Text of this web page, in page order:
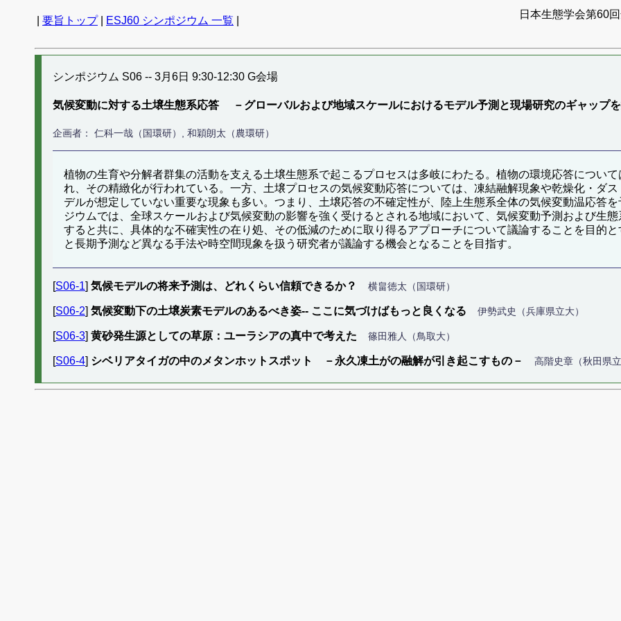
要旨トップ| ESJ60 シンポジウム 一覧
日本生態学会第60
シンポジウム S06 -- 3月6日 9:30-12:30 G会場
気候変動に対する土壌生態系応答 －グローバルおよび地域スケールにおけるモデル予測と現場研究のギャップを
企画者： 仁科一哉（国環研）, 和穎朗太（農環研）
植物の生育や分解者群集の活動を支える土壌生態系で起こるプロセスは多岐にわたる。植物の環境応答につい
れ、その精緻化が行われている。一方、土壌プロセスの気候変動応答については、凍結融解現象や乾燥化・ダ
デルが想定していない重要な現象も多い。つまり、土壌応答の不確定性が、陸上生態系全体の気候変動温応答
ジウムでは、全球スケールおよび気候変動の影響を強く受けるとされる地域において、気候変動予測および生
すると共に、具体的な不確実性の在り処、その低減のために取り得るアプローチについて議論することを目的
と長期予測など異なる手法や時空間現象を扱う研究者が議論する機会となることを目指す。
[S06-1] 気候モデルの将来予測は、どれくらい信頼できるか？ 横畠徳太（国環研）
[S06-2] 気候変動下の土壌炭素モデルのあるべき姿-- ここに気づけばもっと良くなる 伊勢武史（兵庫県立大）
[S06-3] 黄砂発生源としての草原：ユーラシアの真中で考えた 篠田雅人（鳥取大）
[S06-4] シベリアタイガの中のメタンホットスポット －永久凍土がの融解が引き起こすもの－ 高階史章（秋田県立